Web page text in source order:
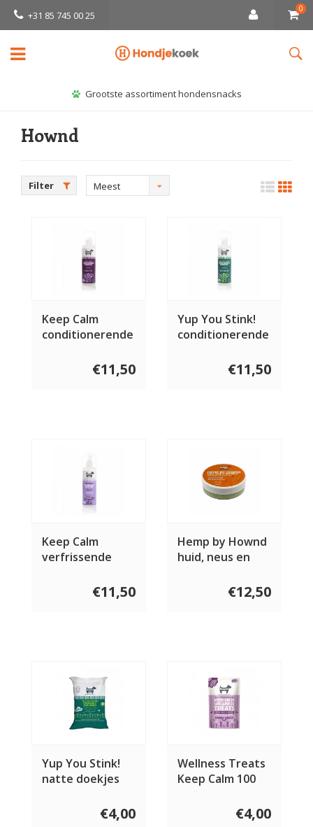
+31 85 745 00 25
0
Grootste assortiment hondensnacks
Hownd
Filter
Meest
Keep Calm
conditionerende
€11,50
Yup You Stink!
conditionerende
€11,50
Keep Calm
verfrissende
€11,50
Hemp by Hownd
huid, neus en
€12,50
Yup You Stink!
natte doekjes
€4,00
Wellness Treats
Keep Calm 100
€4,00